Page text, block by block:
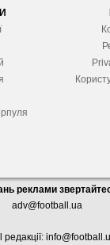
реклами
adv@football.ua
редакції: